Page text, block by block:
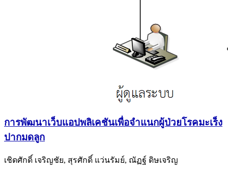
การพัฒนาเว็บแอปพลิเคชันเพื่อจำแนกผู้ป่วยโรคมะเร็ง
ปากมดลูก
เชิดศักดิ์ เจริญชัย, สุรศักดิ์ แว่นรัมย์, ณัฏฐ์ ดิษเจริญ